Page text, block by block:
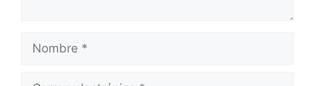
Nombre
Correo